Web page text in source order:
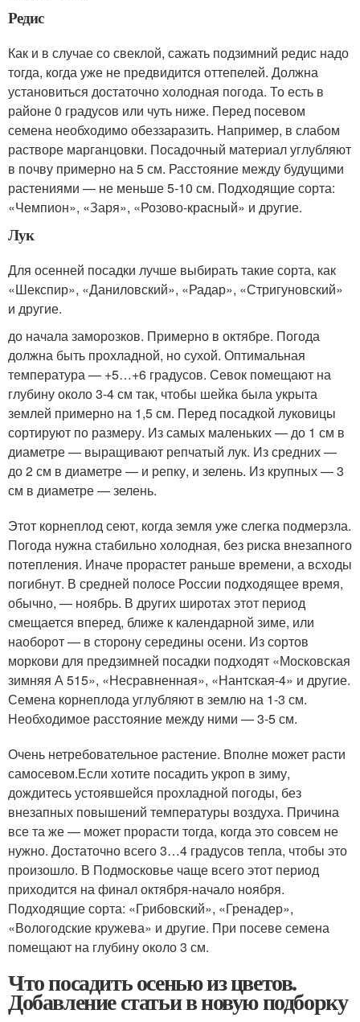
Редис
Как и в случае со свеклой, сажать подзимний редис надо
тогда, когда уже не предвидится оттепелей. Должна
установиться достаточно холодная погода. То есть в
районе 0 градусов или чуть ниже. Перед посевом
семена необходимо обеззаразить. Например, в слабом
растворе марганцовки. Посадочный материал углубляют
в почву примерно на 5 см. Расстояние между будущими
растениями — не меньше 5-10 см. Подходящие сорта:
«Чемпион», «Заря», «Розово-красный» и другие.
Лук
Для осенней посадки лучше выбирать такие сорта, как
«Шекспир», «Даниловский», «Радар», «Стригуновский»
и другие.
до начала заморозков. Примерно в октябре. Погода
должна быть прохладной, но сухой. Оптимальная
температура — +5…+6 градусов. Севок помещают на
глубину около 3-4 см так, чтобы шейка была укрыта
землей примерно на 1,5 см. Перед посадкой луковицы
сортируют по размеру. Из самых маленьких — до 1 см в
диаметре — выращивают репчатый лук. Из средних —
до 2 см в диаметре — и репку, и зелень. Из крупных — 3
см в диаметре — зелень.
Этот корнеплод сеют, когда земля уже слегка подмерзла.
Погода нужна стабильно холодная, без риска внезапного
потепления. Иначе прорастет раньше времени, а всходы
погибнут. В средней полосе России подходящее время,
обычно, — ноябрь. В других широтах этот период
смещается вперед, ближе к календарной зиме, или
наоборот — в сторону середины осени. Из сортов
моркови для предзимней посадки подходят «Московская
зимняя А 515», «Несравненная», «Нантская-4» и другие.
Семена корнеплода углубляют в землю на 1-3 см.
Необходимое расстояние между ними — 3-5 см.
Очень нетребовательное растение. Вполне может расти
самосевом.Если хотите посадить укроп в зиму,
дождитесь устоявшейся прохладной погоды, без
внезапных повышений температуры воздуха. Причина
все та же — может прорасти тогда, когда это совсем не
нужно. Достаточно всего 3…4 градусов тепла, чтобы это
произошло. В Подмосковье чаще всего этот период
приходится на финал октября-начало ноября.
Подходящие сорта: «Грибовский», «Гренадер»,
«Вологодские кружева» и другие. При посеве семена
помещают на глубину около 3 см.
Что посадить осенью из цветов.
Добавление статьи в новую подборку